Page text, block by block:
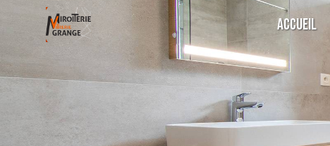
Panneau de gestion des cookies
Accueil